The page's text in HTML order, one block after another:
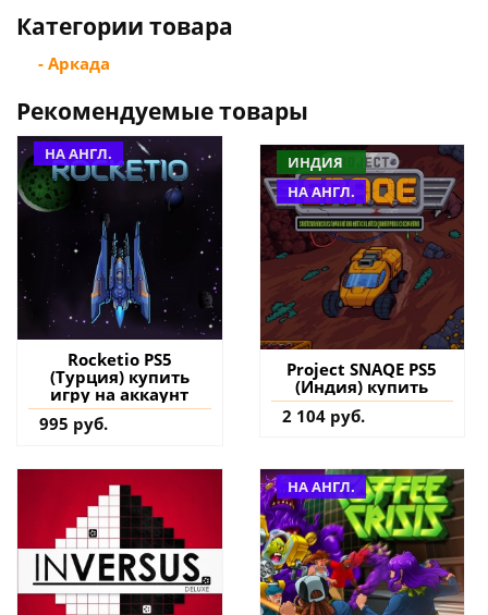
Категории товара
- Аркада
Рекомендуемые товары
НА АНГЛ.
Rocketio PS5
(Турция) купить
игру на аккаунт
995 руб.
ИНДИЯ
НА АНГЛ.
Project SNAQE PS5
(Индия) купить
2 104 руб.
НА АНГЛ.